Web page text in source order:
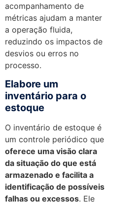
acompanhamento de
métricas ajudam a manter
a operação fluida,
reduzindo os impactos de
desvios ou erros no
processo.
Elabore um
inventário para o
estoque
O inventário de estoque é
um controle periódico que
oferece uma visão clara
da situação do que está
armazenado e facilita a
identificação de possíveis
falhas ou excessos. Ele